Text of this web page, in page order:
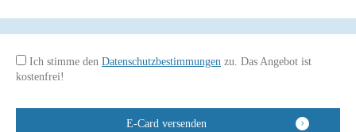
Ich stimme den Datenschutzbestimmungen zu. Das Angebot ist
kostenfrei!